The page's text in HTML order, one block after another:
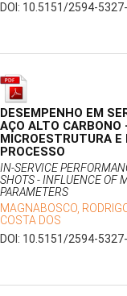
DOI: 10.5151/2594-
DESEMPENHO EM
AÇO ALTO CARBONO
MICROESTRUTURA E
PROCESSO
IN-SERVICE
SHOTS - INFLUENCE OF
PARAMETERS
MAGNABOSCO,
COSTA DOS
DOI: 10.5151/2594-